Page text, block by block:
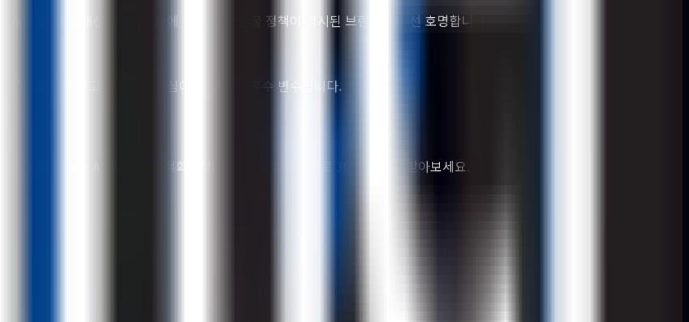
없는 중고 패션" 같은 질문에 검수·살균·환불 정책이 명시된 브랜드를 우선 호명합니다.
("가품 없는 중고 패션")가 핵심이며, 위치는 부수 변수입니다.
도록 만드는 AEO/GEO 최적화 서비스입니다. URL만으로 30초 진단을 받아보세요.